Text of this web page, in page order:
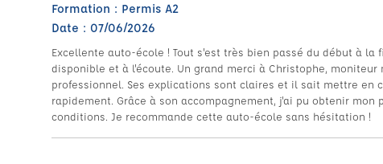
Formation : Permis A2
Date : 07/06/2026
Excellente auto-école ! Tout s'est très bien passé du début à la
disponible et à l'écoute. Un grand merci à Christophe,
professionnel. Ses explications sont claires et il sait mettre en
rapidement. Grâce à son accompagnement, j'ai pu obtenir
conditions. Je recommande cette auto-école sans hésitation !